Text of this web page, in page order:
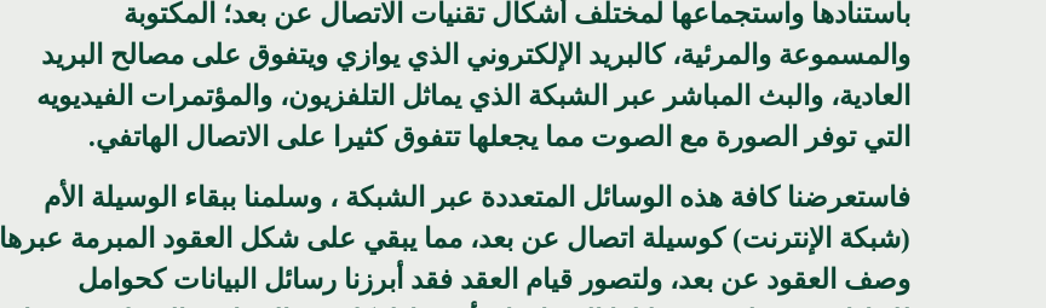
باستنادها واستجماعها لمختلف أشكال تقنيات الاتصال عن بعد؛ المكتوبة
والمسموعة والمرئية، كالبريد الإلكتروني الذي يوازي ويتفوق على مصالح البريد
العادية، والبث المباشر عبر الشبكة الذي يماثل التلفزيون، والمؤتمرات الفيديويه
التي توفر الصورة مع الصوت مما يجعلها تتفوق كثيرا على الاتصال الهاتفي.
فاستعرضنا كافة هذه الوسائل المتعددة عبر الشبكة ، وسلمنا ببقاء الوسيلة الأم
(شبكة الإنترنت) كوسيلة اتصال عن بعد، مما يبقي على شكل العقود المبرمة عبرها
وصف العقود عن بعد، ولتصور قيام العقد فقد أبرزنا رسائل البيانات كحوامل